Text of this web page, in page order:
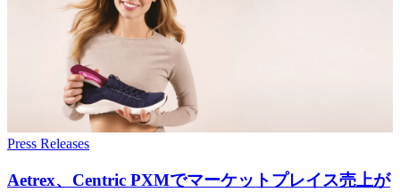
Press Releases
Aetrex、 Centric PXMでマーケットプレイス売上が